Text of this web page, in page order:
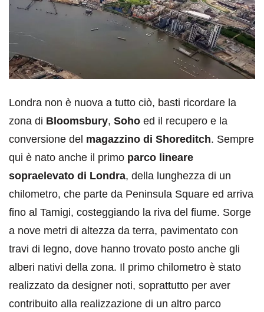
Londra non è nuova a tutto ciò, basti ricordare la
zona di Bloomsbury, Soho ed il recupero e la
conversione del magazzino di Shoreditch. Sempre
qui è nato anche il primo parco lineare
sopraelevato di Londra, della lunghezza di un
chilometro, che parte da Peninsula Square ed arriva
fino al Tamigi, costeggiando la riva del fiume. Sorge
a nove metri di altezza da terra, pavimentato con
travi di legno, dove hanno trovato posto anche gli
alberi nativi della zona. Il primo chilometro è stato
realizzato da designer noti, soprattutto per aver
contribuito alla realizzazione di un altro parco